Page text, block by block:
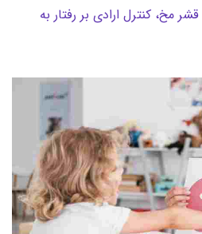
مخ، کنترل ارادی بر رفتار به